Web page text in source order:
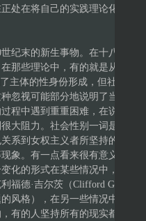
处在将自己的实践理论化，将
纪末的新生事物。在十八世纪
那些理论中，有的就是从男女
主体的性身份形成，但社会性
忽视可能部分地说明了当今的
程中遇到重重困难，在说服这
大阻力。社会性别一词是当代
系到女权主义者所坚持的观点
象。有一点看来很有意义，对
化的形式在某些情况中，表现
福德·吉尔茨（Clifford Geertz
风格），在另一些情况中，这
有的人坚持所有的现实都是被